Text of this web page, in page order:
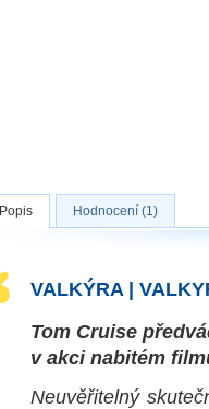
Popis Hodnocení (1)
VALKÝRA |
Tom Cruise
v akci nabitém
Neuvěřitelný